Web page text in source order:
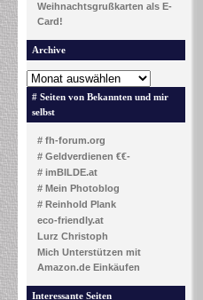
Weihnachtsgrußkarten als E-
Card!
Archive
# Seiten von Bekannten und mir
selbst
# fh-forum.org
# Geldverdienen €€-
# imBILDE.at
# Mein Photoblog
# Reinhold Plank
eco-friendly.at
Lurz Christoph
Mich Unterstützen mit
Amazon.de Einkäufen
Interessante Seiten